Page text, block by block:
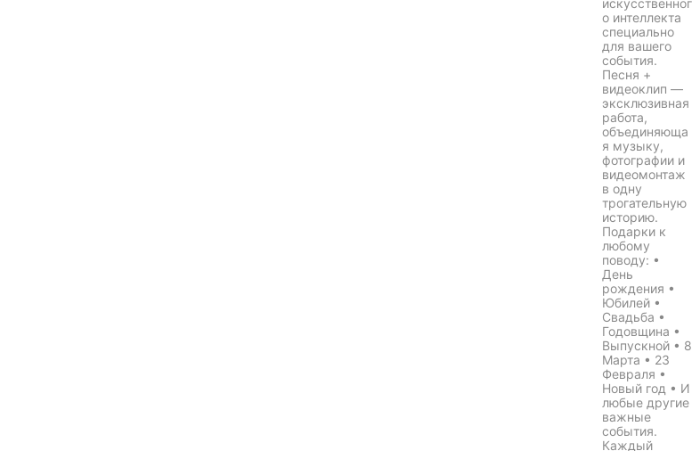
искусственног
о интеллекта
специально
для вашего
события.
Песня +
видеоклип —
эксклюзивная
работа,
объединяюща
я музыку,
фотографии и
видеомонтаж
в одну
трогательную
историю.
Подарки к
любому
поводу: •
День
рождения •
Юбилей •
Свадьба •
Годовщина •
Выпускной • 8
Марта • 23
Февраля •
Новый год • И
любые другие
важные
события.
Каждый